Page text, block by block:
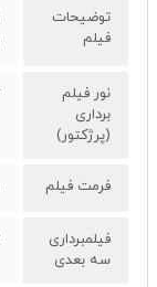
توضیحات
فیلم
نور فیلم
برداری
(پرژکتور)
فرمت فیلم
فیلمبرداری
سه بعدی